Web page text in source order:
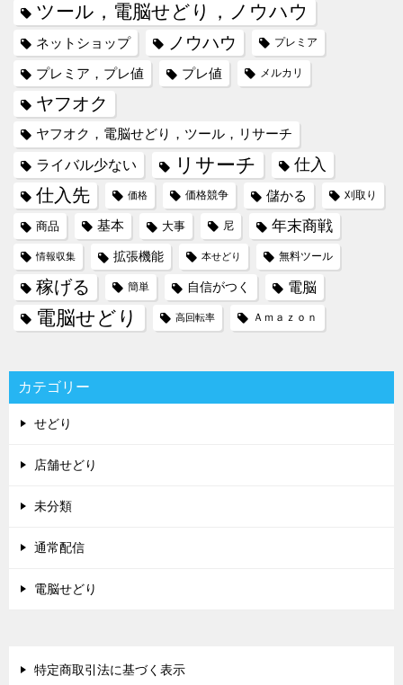
ツール，電脳せどり，ノウハウ
ネットショップ ノウハウ プレミア
プレミア，プレ値 プレ値 メルカリ
ヤフオク
ヤフオク，電脳せどり，ツール，リサーチ
ライバル少ない リサーチ 仕入
仕入先 価格 価格競争 儲かる 刈取り
商品 基本 大事 尼 年末商戦
情報収集 拡張機能 本せどり 無料ツール
稼げる 簡単 自信がつく 電脳
電脳せどり 高回転率 Ａｍａｚｏｎ
カテゴリー
せどり
店舗せどり
未分類
通常配信
電脳せどり
特定商取引法に基づく表示